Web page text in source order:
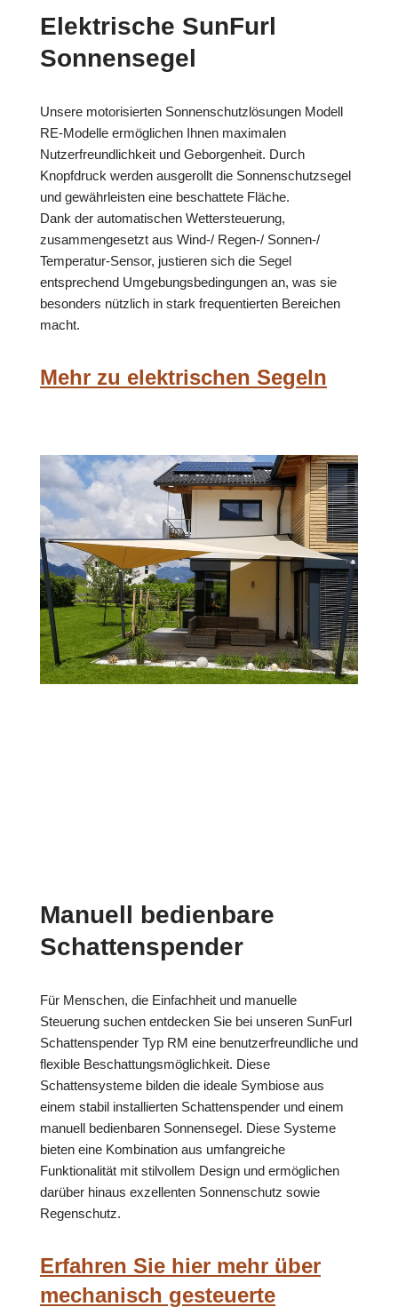
Elektrische SunFurl
Sonnensegel
Unsere motorisierten Sonnenschutzlösungen Modell
RE-Modelle ermöglichen Ihnen maximalen
Nutzerfreundlichkeit und Geborgenheit. Durch
Knopfdruck werden ausgerollt die Sonnenschutzsegel
und gewährleisten eine beschattete Fläche.
Dank der automatischen Wettersteuerung,
zusammengesetzt aus Wind-/ Regen-/ Sonnen-/
Temperatur-Sensor, justieren sich die Segel
entsprechend Umgebungsbedingungen an, was sie
besonders nützlich in stark frequentierten Bereichen
macht.
Mehr zu elektrischen Segeln
Manuell bedienbare
Schattenspender
Für Menschen, die Einfachheit und manuelle
Steuerung suchen entdecken Sie bei unseren SunFurl
Schattenspender Typ RM eine benutzerfreundliche und
flexible Beschattungsmöglichkeit. Diese
Schattensysteme bilden die ideale Symbiose aus
einem stabil installierten Schattenspender und einem
manuell bedienbaren Sonnensegel. Diese Systeme
bieten eine Kombination aus umfangreiche
Funktionalität mit stilvollem Design und ermöglichen
darüber hinaus exzellenten Sonnenschutz sowie
Regenschutz.
Erfahren Sie hier mehr über
mechanisch gesteuerte